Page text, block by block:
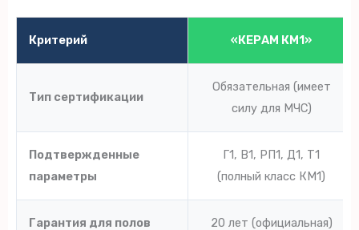
Критерий «КЕРАМ КМ1»
Тип сертификации
Обязательная (имеет
силу для МЧС)
Подтвержденные
параметры
Г1, В1, РП1, Д1, Т1
(полный класс КМ1)
Гарантия для полов 20 лет (официальная)